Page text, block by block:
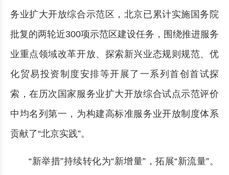
务业扩大开放综合示范区，北京已累计实施国务院
批复的两轮近300项示范区建设任务，围绕推进服务
业重点领域改革开放、探索新兴业态规则规范、优
化贸易投资制度安排等开展了一系列首创首试探
索，在历次国家服务业扩大开放综合试点示范评价
中均名列第一，为构建高标准服务业开放制度体系
贡献了“北京实践”。
“新举措”持续转化为“新增量”，拓展“新流量”。